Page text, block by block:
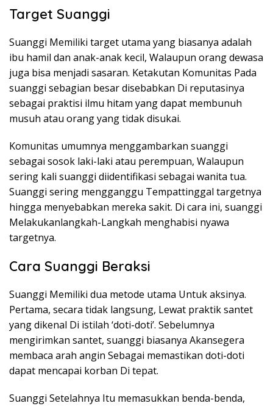
Target Suanggi
Suanggi Memiliki target utama yang biasanya adalah
ibu hamil dan anak-anak kecil, Walaupun orang dewasa
juga bisa menjadi sasaran. Ketakutan Komunitas Pada
suanggi sebagian besar disebabkan Di reputasinya
sebagai praktisi ilmu hitam yang dapat membunuh
musuh atau orang yang tidak disukai.
Komunitas umumnya menggambarkan suanggi
sebagai sosok laki-laki atau perempuan, Walaupun
sering kali suanggi diidentifikasi sebagai wanita tua.
Suanggi sering mengganggu Tempattinggal targetnya
hingga menyebabkan mereka sakit. Di cara ini, suanggi
Melakukanlangkah-Langkah menghabisi nyawa
targetnya.
Cara Suanggi Beraksi
Suanggi Memiliki dua metode utama Untuk aksinya.
Pertama, secara tidak langsung, Lewat praktik santet
yang dikenal Di istilah ‘doti-doti’. Sebelumnya
mengirimkan santet, suanggi biasanya Akansegera
membaca arah angin Sebagai memastikan doti-doti
dapat mencapai korban Di tepat.
Suanggi Setelahnya Itu memasukkan benda-benda,